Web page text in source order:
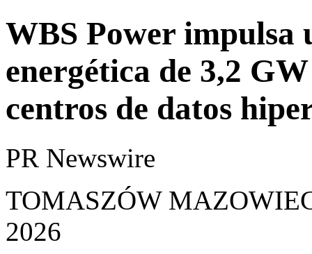
WBS Power
energética de 3,2
centros de datos
PR Newswire
TOMASZÓW
2026